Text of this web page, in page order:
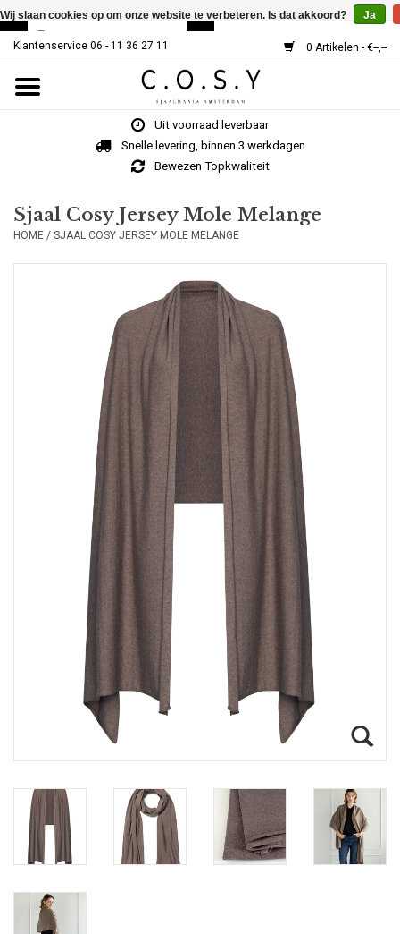
Klantenservice 06 - 11 36 27 11 0 Artikelen - €--,--
Home
MUTSEN
HOE WERKT HET?
Uit voorraad leverbaar
Snelle levering, binnen 3 werkdagen
Bewezen Topkwaliteit
Sjaal Cosy Jersey Mole Melange
HOME / SJAAL COSY JERSEY MOLE MELANGE
Wij slaan cookies op om onze website te verbeteren. Is dat akkoord? Ja